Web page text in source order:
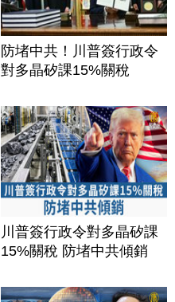
防堵中共！川普簽行政令
對多晶矽課15%關稅
川普簽行政令對多晶矽課
15%關稅 防堵中共傾銷